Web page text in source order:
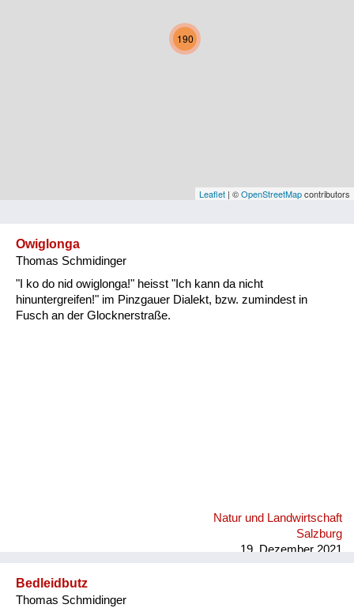
Niederösterreich
Oberösterreich
Vorarlberg
Natur und Landwirtschaft
190
Leaflet | ©OpenStreetMapcontributors
Owiglonga
Thomas Schmidinger
"I ko do nid owiglonga!" heisst "Ich kann da nicht
hinuntergreifen!" im Pinzgauer Dialekt, bzw. zumindest in
Fusch an der Glocknerstraße.
Natur und Landwirtschaft
Salzburg
19. Dezember 2021
Bedleidbutz
Thomas Schmidinger